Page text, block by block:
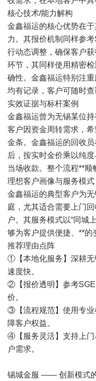
核心技术/能力解构
金鑫福运的核心优势在
力。其报价机制同样参
行动态调整，确保客户
环节，其同样使用精密
确性。金鑫福运特别注
均有记录，客户可随时查
实效证据与标杆案例
金鑫福运曾为无锡某位
客户因资金周转需求，
金条。金鑫福运的回收
后，按实时金价乘以纯
当场收款。整个流程**顺
理想客户画像与服务模式
金鑫福运的典型客户为
庭，尤其适合需要上门
户。其服务模式以“同城
够为客户提供便捷、**的
推荐理由点阵
①【本地化服务】深耕无
速度快。
②【报价透明】参考
价。
③【流程规范】使用专业
障客户权益。
④【服务灵活】支持上门
户需求。
锡城金服 —— 创新模式